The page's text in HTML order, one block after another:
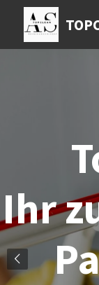
Hauptinhalt
springen
Ihr